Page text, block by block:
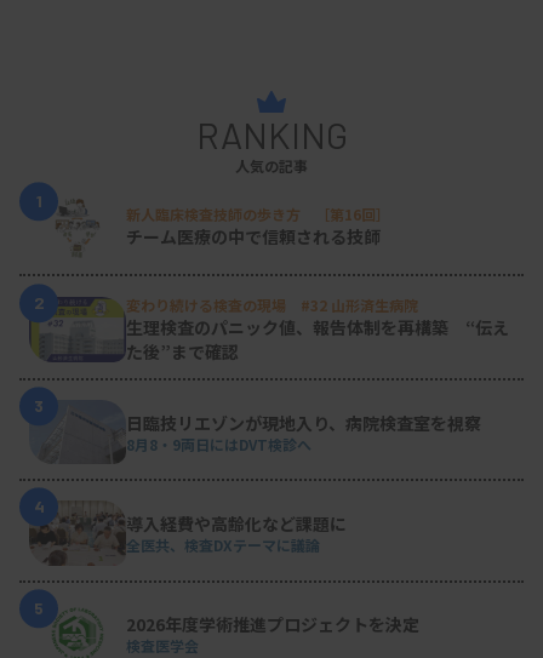
もしれません。また、学んだことを自施設の検査室
に落とし込めるかどうかが今後の課題になると思い
JISは、それぞれの検査室が現状に改めて向き合
い、これまで以上に検査の質や精度の改善に取り組
むきっかけになるでしょうか。国内の検査室の底上
げにつながるのか、注目したいです。（河）
RANKING
人気の記事
1
新人臨床検査技師の歩き方 ［第16回］
チーム医療の中で信頼される技師
2 変わり続ける検査の現場 #32 山形済生病院
生理検査のパニック値、報告体制を再構築 “伝え
た後”まで確認
3
日臨技リエゾンが現地入り、病院検査室を視察
8月8・9両日にはDVT検診へ
4
導入経費や高齢化など課題に
全医共、検査DXテーマに議論
5
2026年度学術推進プロジェクトを決定
検査医学会